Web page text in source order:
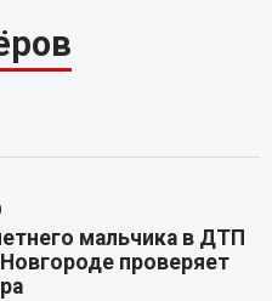
мальчика в ДТП
проверяет